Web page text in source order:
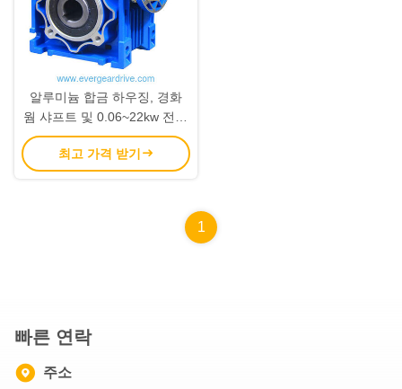
알루미늄 합금 하우징, 경화
웜 샤프트 및 0.06~22kw 전력
범위를 갖춘 NMRV 웜 기어 감
속기
최고 가격 받기
1
빠른 연락
주소